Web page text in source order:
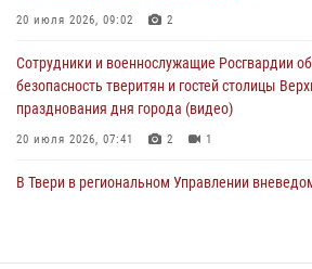
22 июля 2026, 08:35
20 июля 2026, 09:02 2
Сотрудники и военнослужащие Росгвардии
безопасность тверитян и гостей столицы
празднования дня города (видео)
20 июля 2026, 07:41 2 1
В Твери в региональном Управлении